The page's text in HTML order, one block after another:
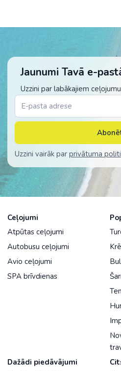
Jaunumi Tavā e-
Uzzini par labākajiem
Uzzini vairāk par privātuma
Ceļojumi
Atpūtas ceļojumi
Autobusu ceļojumi
Avio ceļojumi
SPA brīvdienas
Dažādi piedāvājumi